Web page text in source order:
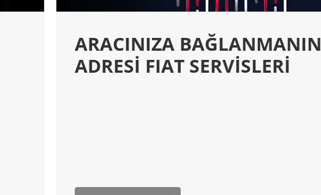
ARACINIZA BAĞLANMANIN
ADRESİ FIAT SERVİSLERİ